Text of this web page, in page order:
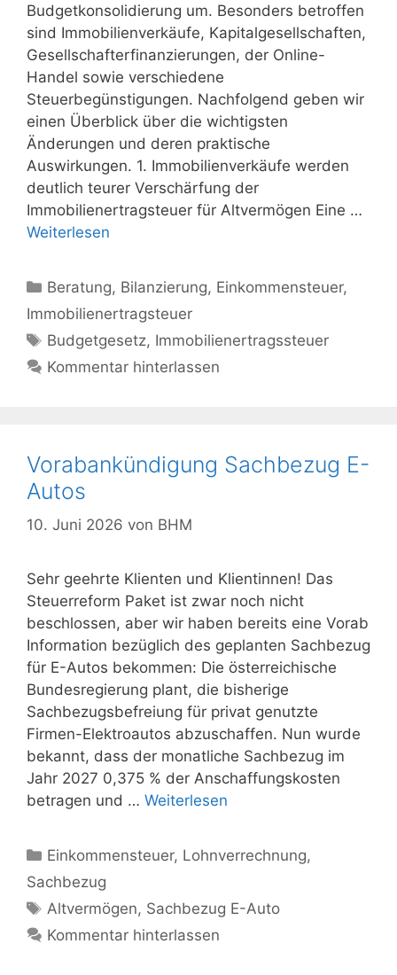
Budgetkonsolidierung um. Besonders betroffen
sind Immobilienverkäufe, Kapitalgesellschaften,
Gesellschafterfinanzierungen, der Online-
Handel sowie verschiedene
Steuerbegünstigungen. Nachfolgend geben wir
einen Überblick über die wichtigsten
Änderungen und deren praktische
Auswirkungen. 1. Immobilienverkäufe werden
deutlich teurer Verschärfung der
Immobilienertragsteuer für Altvermögen Eine …
Weiterlesen
Kategorien
Beratung, Bilanzierung, Einkommensteuer,
Immobilienertragsteuer
Schlagwörter
Budgetgesetz, Immobilienertragssteuer
Kommentar hinterlassen
Vorabankündigung Sachbezug E-
Autos
10. Juni 2026 von BHM
Sehr geehrte Klienten und Klientinnen! Das
Steuerreform Paket ist zwar noch nicht
beschlossen, aber wir haben bereits eine Vorab
Information bezüglich des geplanten Sachbezug
für E-Autos bekommen: Die österreichische
Bundesregierung plant, die bisherige
Sachbezugsbefreiung für privat genutzte
Firmen-Elektroautos abzuschaffen. Nun wurde
bekannt, dass der monatliche Sachbezug im
Jahr 2027 0,375 % der Anschaffungskosten
betragen und … Weiterlesen
Kategorien
Einkommensteuer, Lohnverrechnung,
Sachbezug
Schlagwörter
Altvermögen, Sachbezug E-Auto
Kommentar hinterlassen